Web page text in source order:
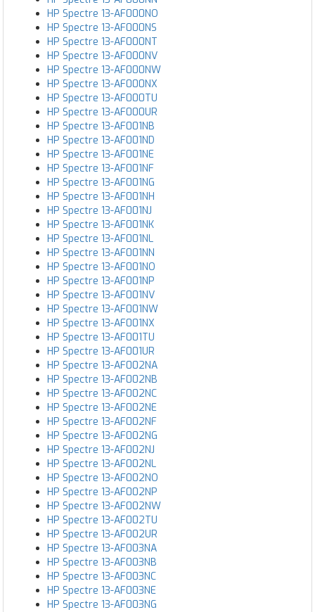
HP Spectre 13-AF000NO
HP Spectre 13-AF000NS
HP Spectre 13-AF000NT
HP Spectre 13-AF000NV
HP Spectre 13-AF000NW
HP Spectre 13-AF000NX
HP Spectre 13-AF000TU
HP Spectre 13-AF000UR
HP Spectre 13-AF001NB
HP Spectre 13-AF001ND
HP Spectre 13-AF001NE
HP Spectre 13-AF001NF
HP Spectre 13-AF001NG
HP Spectre 13-AF001NH
HP Spectre 13-AF001NJ
HP Spectre 13-AF001NK
HP Spectre 13-AF001NL
HP Spectre 13-AF001NN
HP Spectre 13-AF001NO
HP Spectre 13-AF001NP
HP Spectre 13-AF001NV
HP Spectre 13-AF001NW
HP Spectre 13-AF001NX
HP Spectre 13-AF001TU
HP Spectre 13-AF001UR
HP Spectre 13-AF002NA
HP Spectre 13-AF002NB
HP Spectre 13-AF002NC
HP Spectre 13-AF002NE
HP Spectre 13-AF002NF
HP Spectre 13-AF002NG
HP Spectre 13-AF002NJ
HP Spectre 13-AF002NL
HP Spectre 13-AF002NO
HP Spectre 13-AF002NP
HP Spectre 13-AF002NW
HP Spectre 13-AF002TU
HP Spectre 13-AF002UR
HP Spectre 13-AF003NA
HP Spectre 13-AF003NB
HP Spectre 13-AF003NC
HP Spectre 13-AF003NE
HP Spectre 13-AF003NG